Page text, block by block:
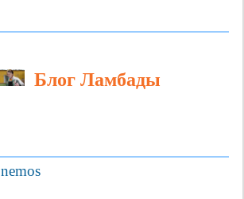
Блог Ламбады
nemos